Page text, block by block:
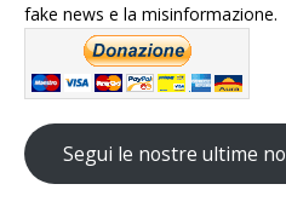
fake news e la misinformazione.
Segui le nostre ultime